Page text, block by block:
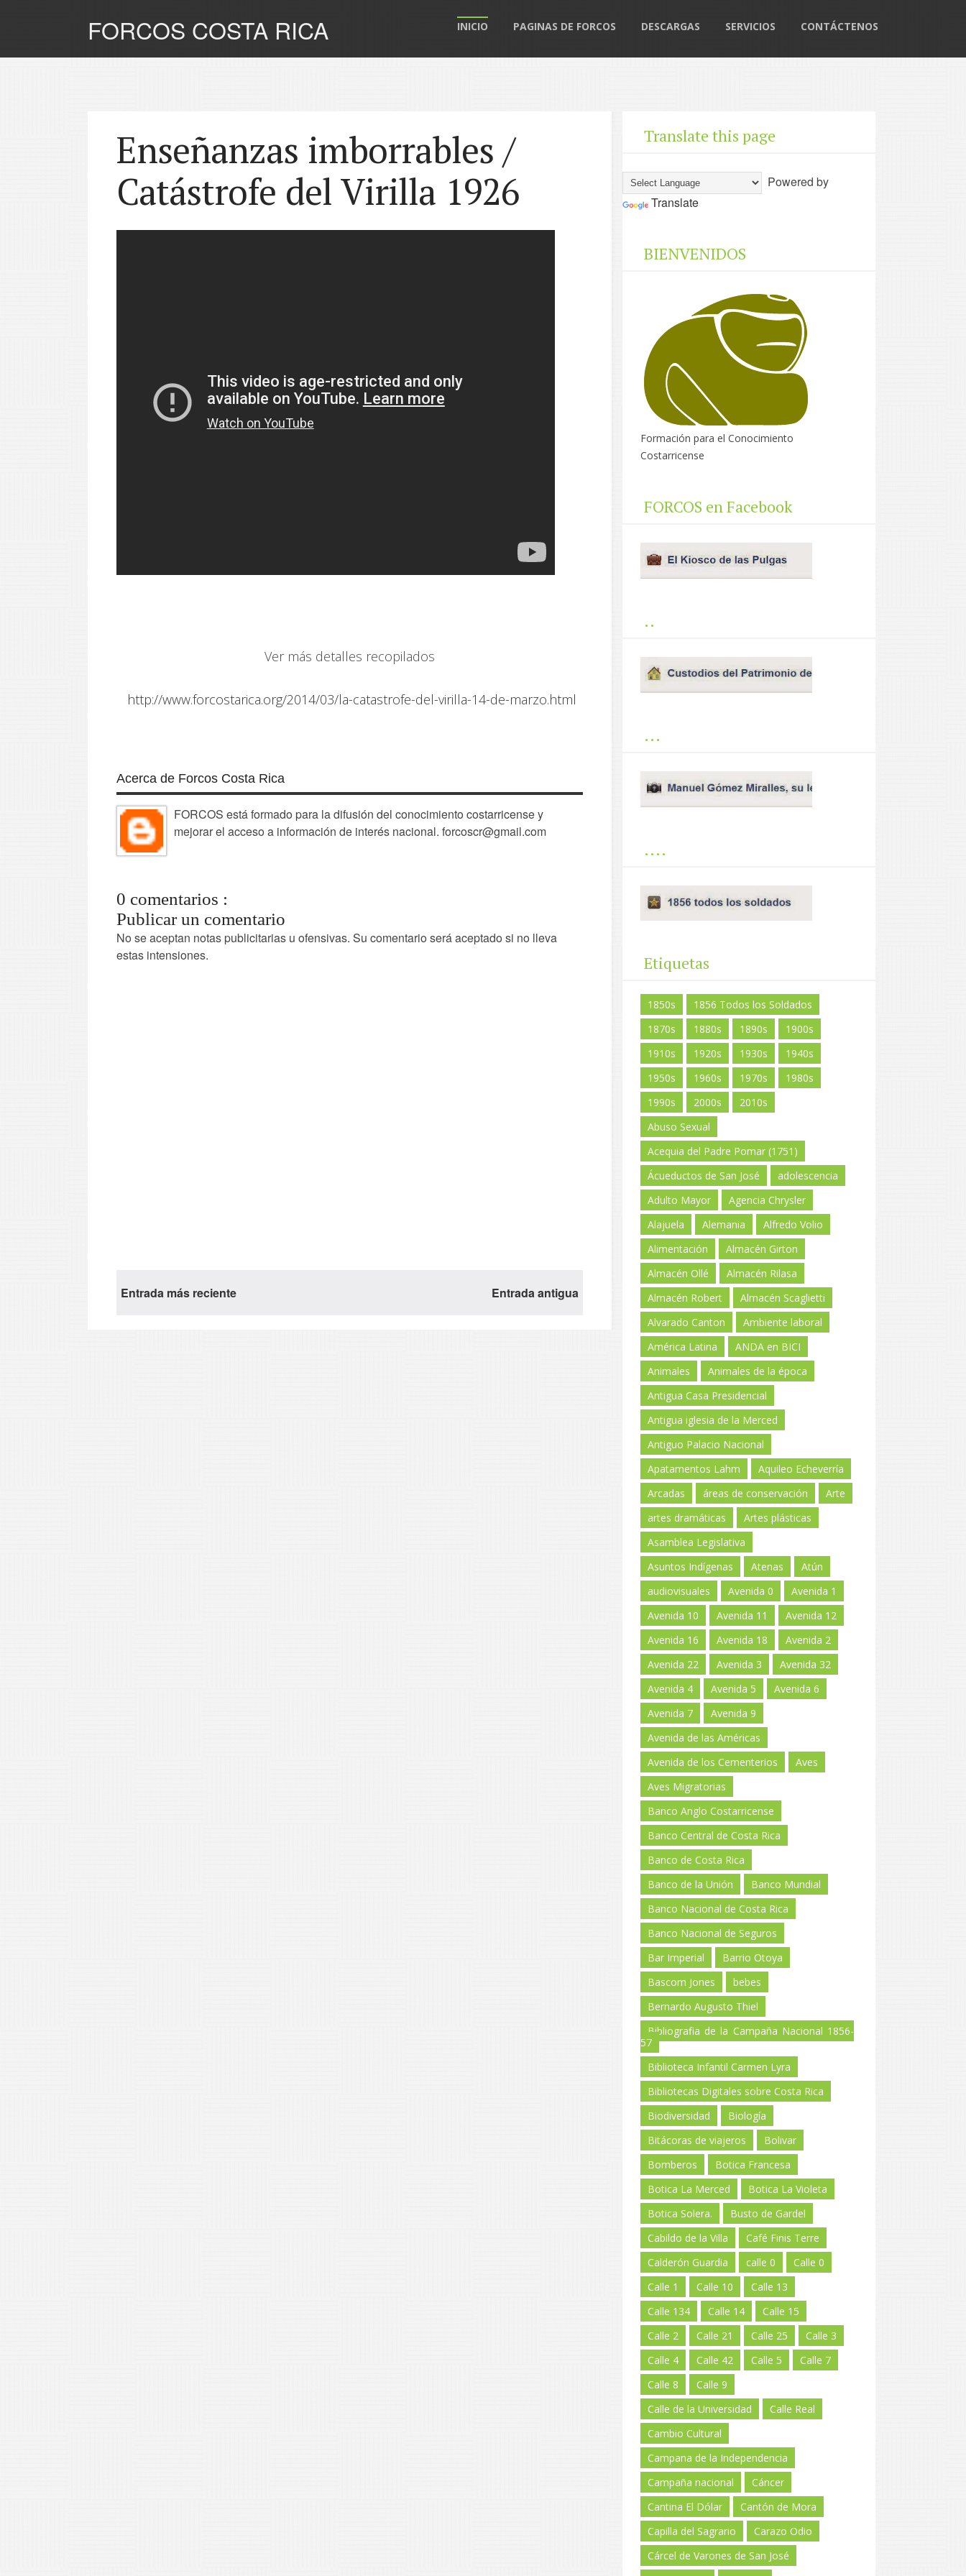
FORCOS COSTA RICA INICIO PAGINAS DE FORCOS DESCARGAS SERVICIOS CONTÁCTENOS
Enseñanzas imborrables /
Catástrofe del Virilla 1926
Ver más detalles recopilados
http://www.forcostarica.org/2014/03/la-catastrofe-del-virilla-14-de-marzo.html
Acerca de Forcos Costa Rica
FORCOS está formado para la difusión del conocimiento costarricense y
mejorar el acceso a información de interés nacional. forcoscr@gmail.com
0 comentarios :
Publicar un comentario
No se aceptan notas publicitarias u ofensivas. Su comentario será aceptado si no lleva
estas intensiones.
Entrada más reciente Entrada antigua
Translate this page
Powered by
Translate
BIENVENIDOS
Formación para el Conocimiento
Costarricense
FORCOS en Facebook
..
...
....
Etiquetas
1850s
1856 Todos los Soldados
1870s
1880s 1890s
1900s
1910s
1920s 1930s
1940s
1950s
1960s 1970s
1980s
1990s
2000s
2010s
Abuso Sexual
Acequia del Padre Pomar (1751)
Ácueductos de San José
adolescencia
Adulto Mayor
Agencia Chrysler
Alajuela
Alemania
Alfredo Volio
Alimentación
Almacén Girton
Almacén Ollé
Almacén Rilasa
Almacén Robert
Almacén Scaglietti
Alvarado Canton
Ambiente laboral
América Latina
ANDA en BICI
Animales
Animales de la época
Antigua Casa Presidencial
Antigua iglesia de la Merced
Antiguo Palacio Nacional
Apatamentos Lahm
Aquileo Echeverría
Arcadas
áreas de conservación
Arte
artes dramáticas
Artes plásticas
Asamblea Legislativa
Asuntos Indígenas
Atenas
Atún
audiovisuales
Avenida 0
Avenida 1
Avenida 10
Avenida 11
Avenida 12
Avenida 16
Avenida 18
Avenida 2
Avenida 22
Avenida 3
Avenida 32
Avenida 4
Avenida 5
Avenida 6
Avenida 7
Avenida 9
Avenida de las Américas
Avenida de los Cementerios
Aves
Aves Migratorias
Banco Anglo Costarricense
Banco Central de Costa Rica
Banco de Costa Rica
Banco de la Unión
Banco Mundial
Banco Nacional de Costa Rica
Banco Nacional de Seguros
Bar Imperial
Barrio Otoya
Bascom Jones
bebes
Bernardo Augusto Thiel
Bibliografia de la Campaña Nacional 1856-
57
Biblioteca Infantil Carmen Lyra
Bibliotecas Digitales sobre Costa Rica
Biodiversidad
Biología
Bitácoras de viajeros
Bolivar
Bomberos
Botica Francesa
Botica La Merced
Botica La Violeta
Botica Solera.
Busto de Gardel
Cabildo de la Villa
Café Finis Terre
Calderón Guardia
calle 0
Calle 0
Calle 1
Calle 10
Calle 13
Calle 134
Calle 14
Calle 15
Calle 2
Calle 21 Calle 25
Calle 3
Calle 4
Calle 42 Calle 5
Calle 7
Calle 8
Calle 9
Calle de la Universidad
Calle Real
Cambio Cultural
Campana de la Independencia
Campaña nacional
Cáncer
Cantina El Dólar
Cantón de Mora
Capilla del Sagrario
Carazo Odio
Cárcel de Varones de San José